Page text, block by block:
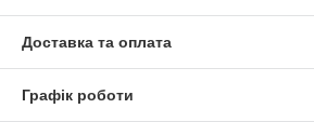
Доставка та оплата
Графік роботи